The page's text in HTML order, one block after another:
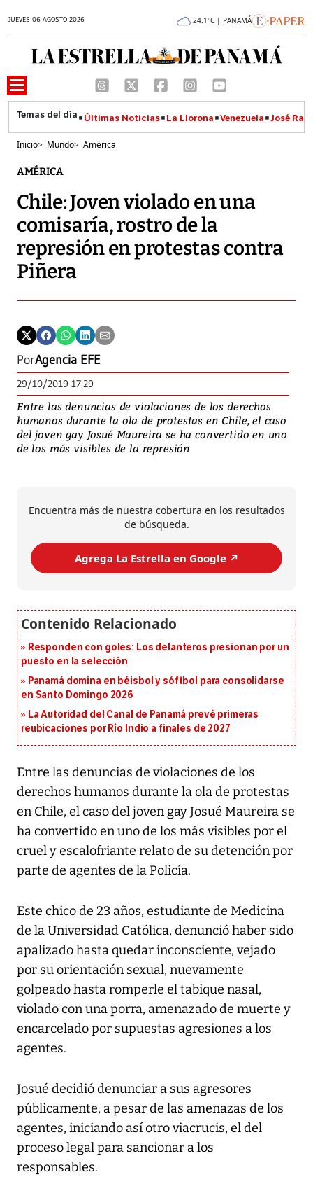
JUEVES 06 AGOSTO 2026 24.1°C | PANAMÁ
Últimas Noticias La Llorona Venezuela José
Inicio> Mundo> América
AMÉRICA
Chile: Joven violado en una
comisaría, rostro de la
represión en protestas contra
Piñera
PorAgencia EFE
29/10/2019 17:29
Entre las denuncias de violaciones de los derechos
humanos durante la ola de protestas en Chile, el caso
del joven gay Josué Maureira se ha convertido en uno
de los más visibles de la represión
Encuentra más de nuestra cobertura en los resultados
de búsqueda.
Agrega La Estrella en Google ↗️
Responden con goles: Los delanteros presionan por un
puesto en la selección
Panamá domina en béisbol y sóftbol para consolidarse
en Santo Domingo 2026
La Autoridad del Canal de Panamá prevé primeras
reubicaciones por Río Indio a finales de 2027
Entre las denuncias de violaciones de los
derechos humanos durante la ola de protestas
en Chile, el caso del joven gay Josué Maureira se
ha convertido en uno de los más visibles por el
cruel y escalofriante relato de su detención por
parte de agentes de la Policía.
Este chico de 23 años, estudiante de Medicina
de la Universidad Católica, denunció haber sido
apalizado hasta quedar inconsciente, vejado
por su orientación sexual, nuevamente
golpeado hasta romperle el tabique nasal,
violado con una porra, amenazado de muerte y
encarcelado por supuestas agresiones a los
agentes.
Josué decidió denunciar a sus agresores
públicamente, a pesar de las amenazas de los
agentes, iniciando así otro viacrucis, el del
proceso legal para sancionar a los
responsables.